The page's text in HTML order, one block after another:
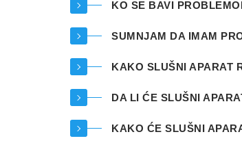
KO SE BAVI
SUMNJAM DA IMAM
KAKO SLUŠNI APARAT
DA LI ĆE SLUŠNI
KAKO ĆE SLUŠNI